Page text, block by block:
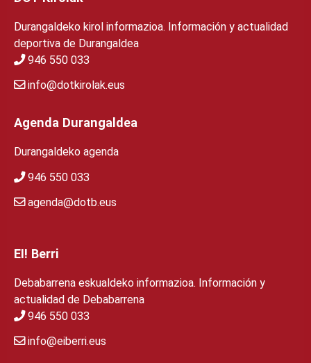
Durangaldeko kirol informazioa. Información y actualidad
deportiva de Durangaldea
946 550 033
info@dotkirolak.eus
Agenda Durangaldea
Durangaldeko agenda
946 550 033
agenda@dotb.eus
EI! Berri
Debabarrena eskualdeko informazioa. Información y
actualidad de Debabarrena
946 550 033
info@eiberri.eus